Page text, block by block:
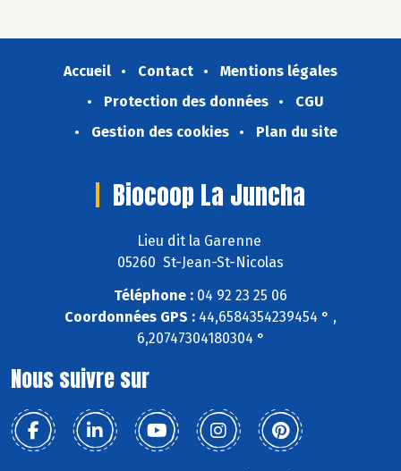
Accueil Contact
Mentions légales
Protection des données
CGU
Gestion des cookies
Plan du site
Biocoop La Juncha
Lieu dit la Garenne
05260 St-Jean-St-Nicolas
Téléphone : 04 92 23 25 06
Coordonnées GPS : 44,6584354239454 ° ,
6,20747304180304 °
Nous suivre sur